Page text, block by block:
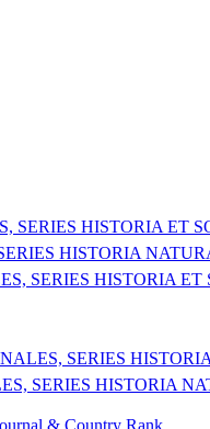
SERIES HISTORIA ET
HISTORIA
SERIES HISTORIA ET
SERIES
SERIES HISTORIA